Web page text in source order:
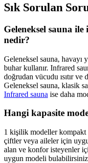
Sık Sorulan
Geleneksel sauna
nedir?
Geleneksel sauna, havayı
buhar kullanır. Infrared
doğrudan vücudu ısıtır ve
Geleneksel sauna, klasik
Infrared sauna ise daha
Hangi kapasite
1 kişilik modeller
çiftler veya aileler için
alan ve konfor isteyenler
uygun modeli